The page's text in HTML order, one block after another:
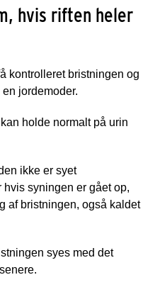
hvis riften heler
kontrolleret bristningen og
jordemoder.
holde normalt på urin
ikke er syet
syningen er gået op,
af bristningen, også kaldet
syes med det